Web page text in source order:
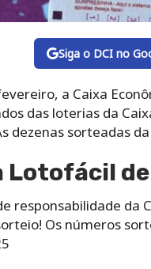
Siga o DCI no
a Caixa
das loterias da
dezenas sorteadas
Lotofácil
responsabilidade da
Os números